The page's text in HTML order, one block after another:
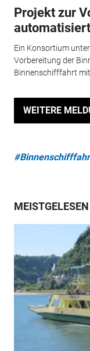
Projekt zur
Ein Konsortium
Vorbereitung der
Binnenschifffahrt mit
WEITERE
MEISTGELESEN